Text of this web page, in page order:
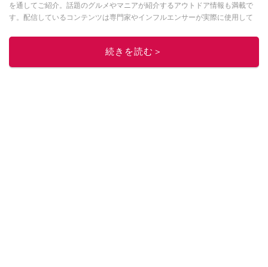
を通してご紹介。話題のグルメやマニアが紹介するアウトドア情報も満載で
す。配信しているコンテンツは専門家やインフルエンサーが実際に使用して
ニュースでフォロー
続きを読む＞